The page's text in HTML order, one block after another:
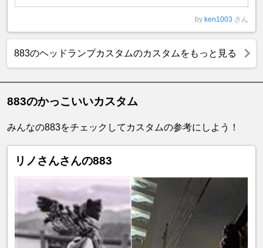
by ken1003 さん
883のヘッドランプカスタムのカスタムをもっと見る
883のかっこいいカスタム
みんなの883をチェックしてカスタムの参考にしよう！
リノさんさんの883